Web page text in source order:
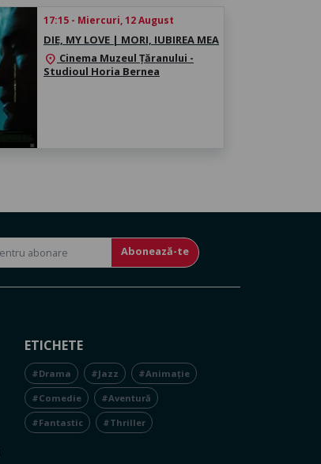
17:15 - Miercuri, 12 August
DIE, MY LOVE | MORI, IUBIREA MEA
location_on Cinema Muzeul Țăranului -
Studioul Horia Bernea
Abonează-te
ETICHETE
#Drama #Jazz #Animație
#Comedie #Aventură
#Fantastic #Thriller